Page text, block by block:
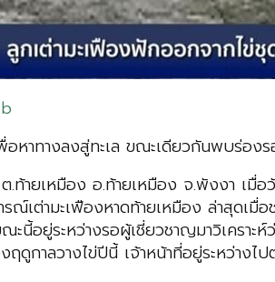
าทางลงสู่ทะเล ขณะเดียวกันพบร่อง
.ท้ายเหมือง อ.ท้ายเหมือง จ.พังงา
เต่ามะเฟืองหาดท้ายเหมือง ล่าสุดเมื่
อยู่ระหว่างรอผู้เชี่ยวชาญมาวิเครา
ดูกาลวางไข่ปีนี้ เจ้าหน้าที่อยู่ระหว่างไ